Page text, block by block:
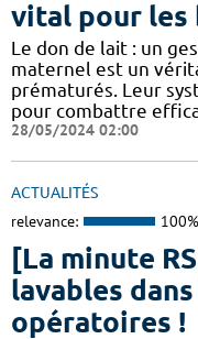
vital pour les
Le don de lait : un
maternel est un
prématurés. Leur
pour combattre
28/05/2024 02:00
ACTUALITÉS
relevance: 100%
[La minute
lavables
opératoires !